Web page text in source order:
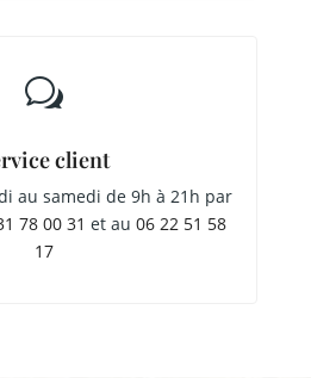
w
client
au samedi de 9h à 21h par
78 00 31 et au06 22 51 58
17